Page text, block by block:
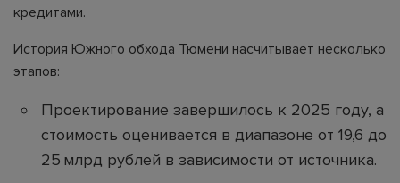
кредитами.
История Южного обхода Тюмени насчитывает несколько
этапов:
Проектирование завершилось к 2025 году, а
стоимость оценивается в диапазоне от 19,6 до
25 млрд рублей в зависимости от источника.